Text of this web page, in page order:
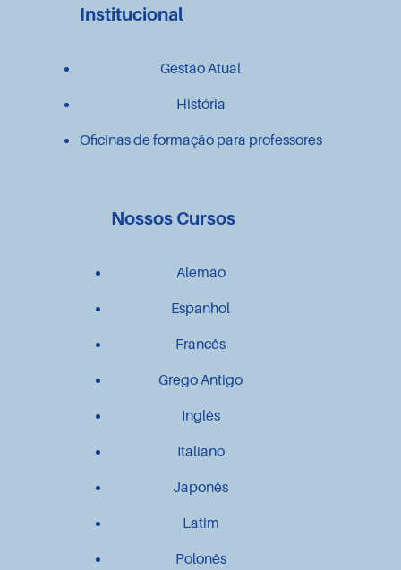
Institucional
Gestão Atual
História
Oficinas de formação para professores
Nossos Cursos
Alemão
Espanhol
Francês
Grego Antigo
Inglês
Italiano
Japonês
Latim
Polonês